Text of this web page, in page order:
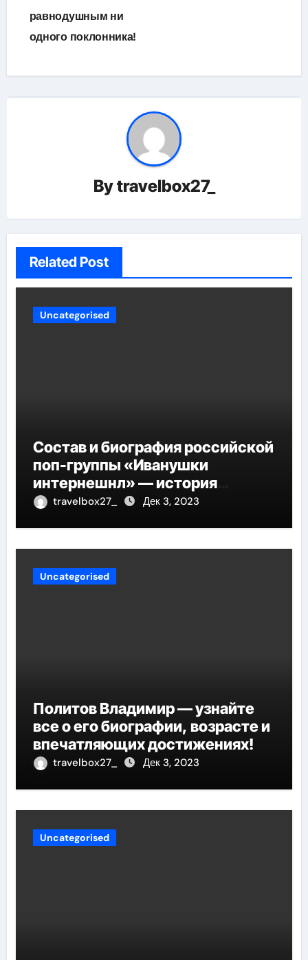
равнодушным ни
одного поклонника!
Bytravelbox27_
Related Post
Uncategorised
Состав и биография российской
поп-группы «Иванушки
интернешнл» — история
успеха, музыка и судьбы
travelbox27_ Дек 3, 2023
Uncategorised
Политов Владимир — узнайте
все о его биографии, возрасте и
впечатляющих достижениях!
travelbox27_ Дек 3, 2023
Uncategorised